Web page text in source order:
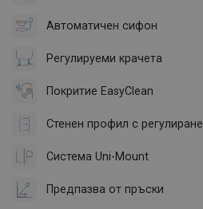
Автоматичен сифон
Регулируеми крачета
Покритие EasyClean
Стенен профил с регулиране
Система Uni-Mount
Предпазва от пръски